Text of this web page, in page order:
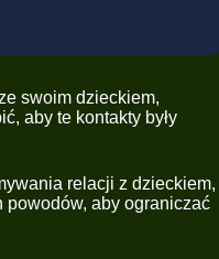
swoim dzieckiem,
aby te kontakty były
relacji z dzieckiem,
aby ograniczać